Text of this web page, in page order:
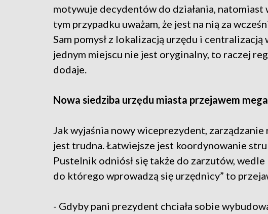
motywuje decydentów do działania, natomiast
tym przypadku uważam, że jest na nią za
Sam pomysł z lokalizacją urzędu i
jednym miejscu nie jest oryginalny, to raczej
dodaje.
Nowa siedziba urzędu miasta przejawem
Jak wyjaśnia nowy wiceprezydent,
jest trudna. Łatwiejsze jest koordynowanie
Pustelnik odniósł się także do zarzutów, wedle
do którego wprowadzą się urzędnicy” to
- Gdyby pani prezydent chciała sobie